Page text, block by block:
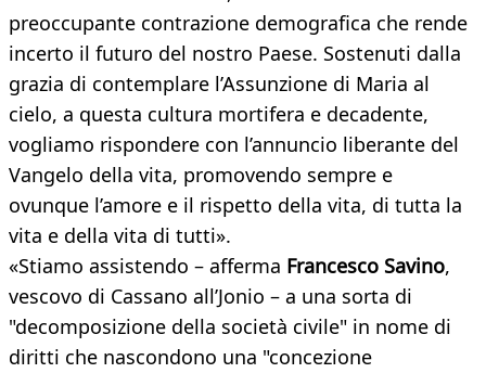
preoccupante contrazione demografica che rende
incerto il futuro del nostro Paese. Sostenuti dalla
grazia di contemplare l’Assunzione di Maria al
cielo, a questa cultura mortifera e decadente,
vogliamo rispondere con l’annuncio liberante del
Vangelo della vita, promovendo sempre e
ovunque l’amore e il rispetto della vita, di tutta la
vita e della vita di tutti».
«Stiamo assistendo – afferma Francesco Savino,
vescovo di Cassano all’Jonio – a una sorta di
"decomposizione della società civile" in nome di
diritti che nascondono una "concezione